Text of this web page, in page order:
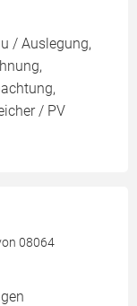
/ Auslegung,
/ PV
08064